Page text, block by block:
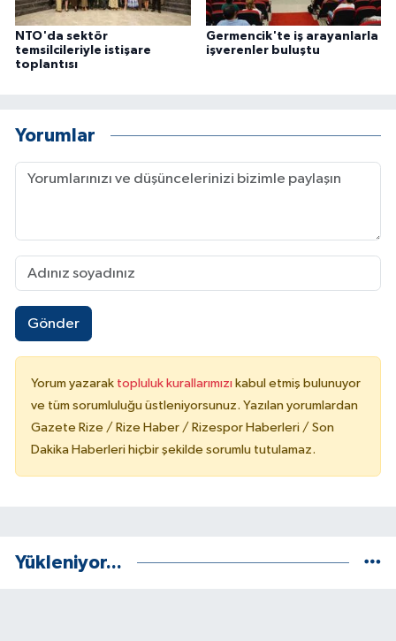
NTO'da sektör
temsilcileriyle istişare
toplantısı
Germencik'te iş arayanlarla
işverenler buluştu
Yorumlar
Gönder
Yorum yazarak topluluk kurallarımızı kabul etmiş bulunuyor
ve tüm sorumluluğu üstleniyorsunuz. Yazılan yorumlardan
Gazete Rize / Rize Haber / Rizespor Haberleri / Son
Dakika Haberleri hiçbir şekilde sorumlu tutulamaz.
Yükleniyor...